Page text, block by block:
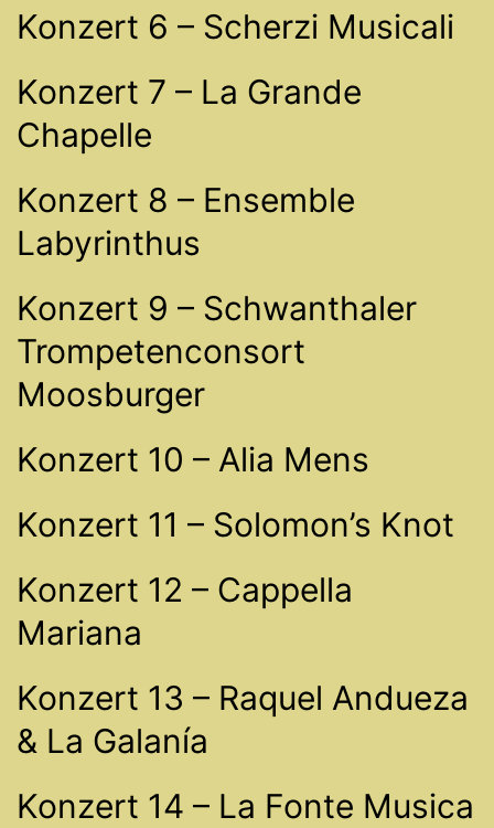
Konzert 6 – Scherzi Musicali
Konzert 7 – La Grande
Chapelle
Konzert 8 – Ensemble
Labyrinthus
Konzert 9 – Schwanthaler
Trompetenconsort
Moosburger
Konzert 10 – Alia Mens
Konzert 11 – Solomon’s Knot
Konzert 12 – Cappella
Mariana
Konzert 13 – Raquel Andueza
& La Galanía
Konzert 14 – La Fonte Musica